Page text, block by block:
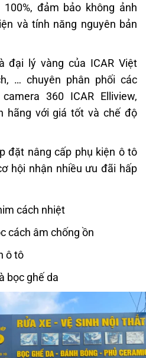
đảm bảo không ảnh
và tính năng nguyên bản
đại lý vàng của ICAR Việt
… chuyên phân phối các
360 ICAR Elliview,
hãng với giá tốt và chế độ
đặt nâng cấp phụ kiện ô tô
hội nhận nhiều ưu đãi hấp
cách nhiệt
cách âm chống ồn
ô tô
bọc ghế da